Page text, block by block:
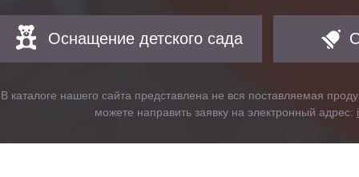
Оснащение детского сада
В каталоге нашего сайта представлена не вся поставляемая
можете направить заявку на электронный адрес: